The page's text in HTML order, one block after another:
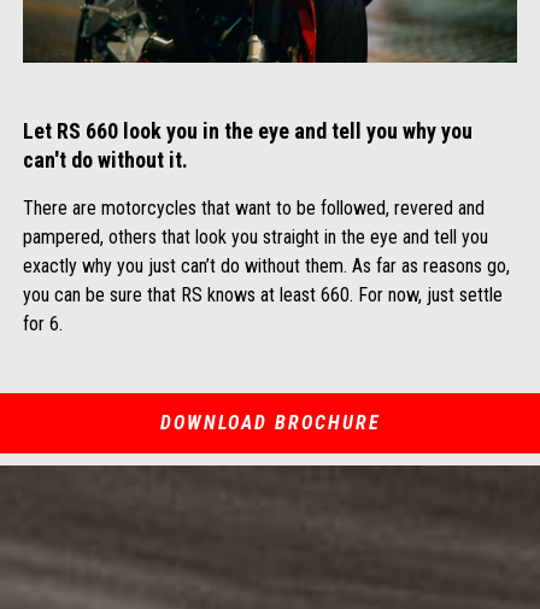
Let RS 660 look you in the eye and tell you why you
can't do without it.
There are motorcycles that want to be followed, revered and
pampered, others that look you straight in the eye and tell you
exactly why you just can’t do without them. As far as reasons go,
you can be sure that RS knows at least 660. For now, just settle
for 6.
DOWNLOAD BROCHURE